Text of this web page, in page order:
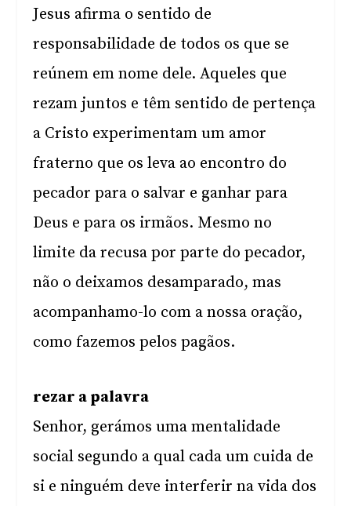
Jesus afirma o sentido de
responsabilidade de todos os que se
reúnem em nome dele. Aqueles que
rezam juntos e têm sentido de pertença
a Cristo experimentam um amor
fraterno que os leva ao encontro do
pecador para o salvar e ganhar para
Deus e para os irmãos. Mesmo no
limite da recusa por parte do pecador,
não o deixamos desamparado, mas
acompanhamo-lo com a nossa oração,
como fazemos pelos pagãos.
rezar a palavra
Senhor, gerámos uma mentalidade
social segundo a qual cada um cuida de
si e ninguém deve interferir na vida dos